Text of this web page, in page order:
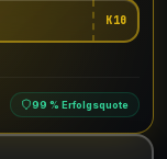
K10
99 % Erfolgsquote